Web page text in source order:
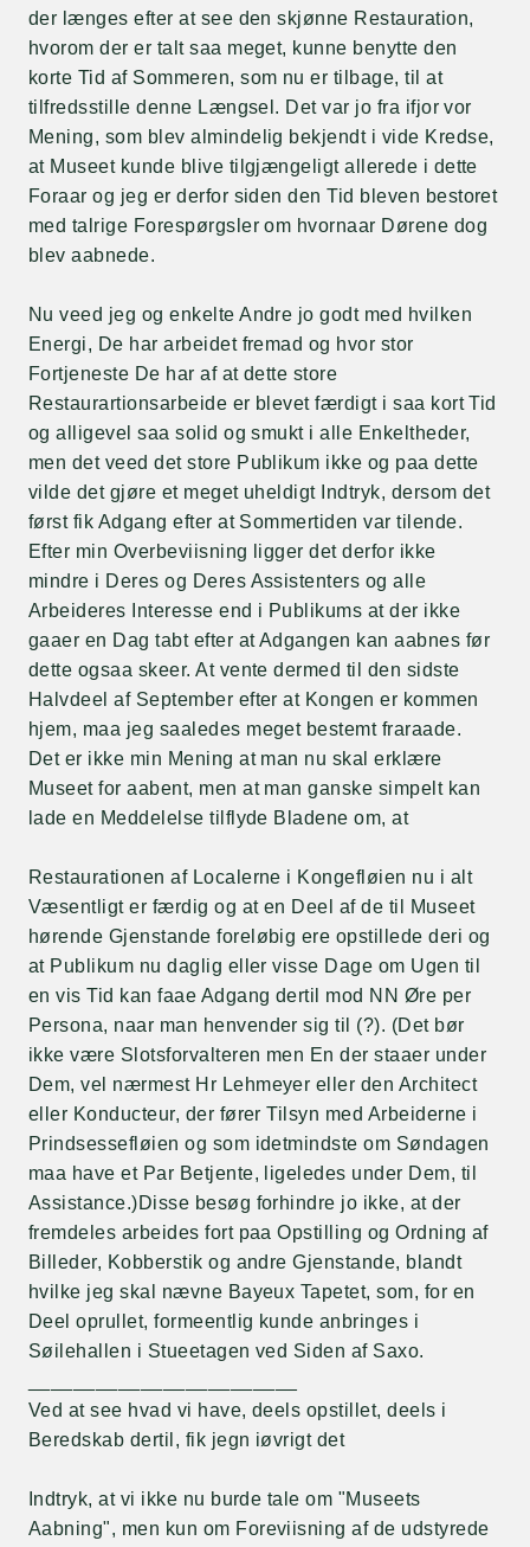
der længes efter at see den skjønne Restauration,
hvorom der er talt saa meget, kunne benytte den
korte Tid af Sommeren, som nu er tilbage, til at
tilfredsstille denne Længsel. Det var jo fra ifjor vor
Mening, som blev almindelig bekjendt i vide Kredse,
at Museet kunde blive tilgjængeligt allerede i dette
Foraar og jeg er derfor siden den Tid bleven bestoret
med talrige Forespørgsler om hvornaar Dørene dog
blev aabnede.
Nu veed jeg og enkelte Andre jo godt med hvilken
Energi, De har arbeidet fremad og hvor stor
Fortjeneste De har af at dette store
Restaurartionsarbeide er blevet færdigt i saa kort Tid
og alligevel saa solid og smukt i alle Enkeltheder,
men det veed det store Publikum ikke og paa dette
vilde det gjøre et meget uheldigt Indtryk, dersom det
først fik Adgang efter at Sommertiden var tilende.
Efter min Overbeviisning ligger det derfor ikke
mindre i Deres og Deres Assistenters og alle
Arbeideres Interesse end i Publikums at der ikke
gaaer en Dag tabt efter at Adgangen kan aabnes før
dette ogsaa skeer. At vente dermed til den sidste
Halvdeel af September efter at Kongen er kommen
hjem, maa jeg saaledes meget bestemt fraraade.
Det er ikke min Mening at man nu skal erklære
Museet for aabent, men at man ganske simpelt kan
lade en Meddelelse tilflyde Bladene om, at
Restaurationen af Localerne i Kongefløien nu i alt
Væsentligt er færdig og at en Deel af de til Museet
hørende Gjenstande foreløbig ere opstillede deri og
at Publikum nu daglig eller visse Dage om Ugen til
en vis Tid kan faae Adgang dertil mod NN Øre per
Persona, naar man henvender sig til (?). (Det bør
ikke være Slotsforvalteren men En der staaer under
Dem, vel nærmest Hr Lehmeyer eller den Architect
eller Konducteur, der fører Tilsyn med Arbeiderne i
Prindsessefløien og som idetmindste om Søndagen
maa have et Par Betjente, ligeledes under Dem, til
Assistance.)Disse besøg forhindre jo ikke, at der
fremdeles arbeides fort paa Opstilling og Ordning af
Billeder, Kobberstik og andre Gjenstande, blandt
hvilke jeg skal nævne Bayeux Tapetet, som, for en
Deel oprullet, formeentlig kunde anbringes i
Søilehallen i Stueetagen ved Siden af Saxo.
Ved at see hvad vi have, deels opstillet, deels i
Beredskab dertil, fik jegn iøvrigt det
Indtryk, at vi ikke nu burde tale om "Museets
Aabning", men kun om Foreviisning af de udstyrede